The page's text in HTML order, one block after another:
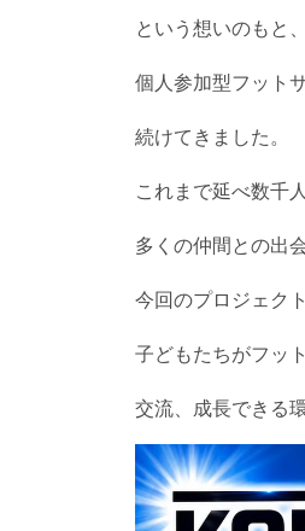
という想いのもと、
個人参加型フット
続けてきました。
これまで延べ数千
多くの仲間との出
今回のプロジェクト
子どもたちがフッ
交流、成長できる